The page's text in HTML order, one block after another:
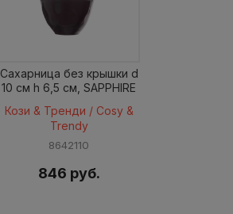
Сахарница без крышки d
10 см h 6,5 см, SAPPHIRE
Кози & Тренди / Cosy &
Trendy
8642110
846 руб.